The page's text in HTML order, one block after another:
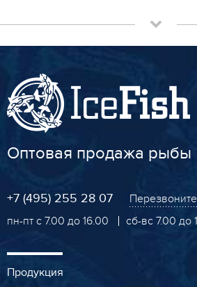
Оптовая продажа рыбы
+7 (495) 255 28 07
пн-пт с 7.00 до 16.00
сб-вс 7.00 до
Продукция